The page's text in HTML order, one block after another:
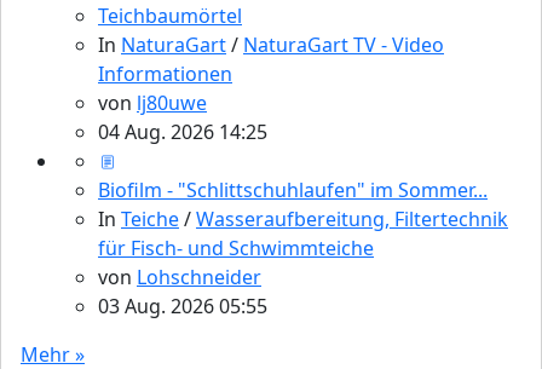
Teichbaumörtel
In NaturaGart/ NaturaGart TV - Video
Informationen
von lj80uwe
04 Aug. 2026 14:25
Biofilm - "Schlittschuhlaufen" im Sommer...
In Teiche/Wasseraufbereitung, Filtertechnik
für Fisch- und Schwimmteiche
von Lohschneider
03 Aug. 2026 05:55
Mehr »